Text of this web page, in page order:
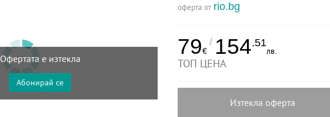
Офертата е изтекла
Абонирай се
оферта от rio.bg
79€
/ 154.51
лв.
ТОП ЦЕНА
Изтекла оферта